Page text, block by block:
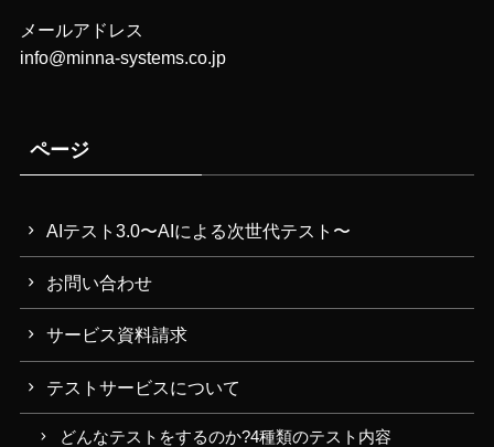
メールアドレス
info@minna-systems.co.jp
ページ
AIテスト3.0〜AIによる次世代テスト〜
お問い合わせ
サービス資料請求
テストサービスについて
どんなテストをするのか?4種類のテスト内容